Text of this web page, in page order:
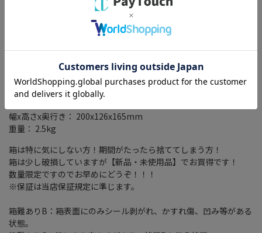
TVチューナー： フルセグ(地デジ)
4x4地デジチューナー： ○
レゾ/ハンズフリー機能/ワイドFM/ETC2.0/VICS WIDE/VICS/スマー
トIC考慮検索/搭載プレーヤー(DVD/CD)/外部メモリスロット(SDカ
ード)/接続端子(USB端子)
一時停止表示： ○
幅x高さx奥行き： 200x126x165mm
重量： 2.5kg
箱は特に気にしない方！期間がたったら捨ててしまう方！
箱は少し破損していますが【新品・未使用品】でお買得です！
数量限定ですのでお早めにどうぞ！！！
※保証は当店保証規定に準じます。
箱難ありB：箱表面にのみシール剥がれ、かすれ傷、凹み等がある
状態。